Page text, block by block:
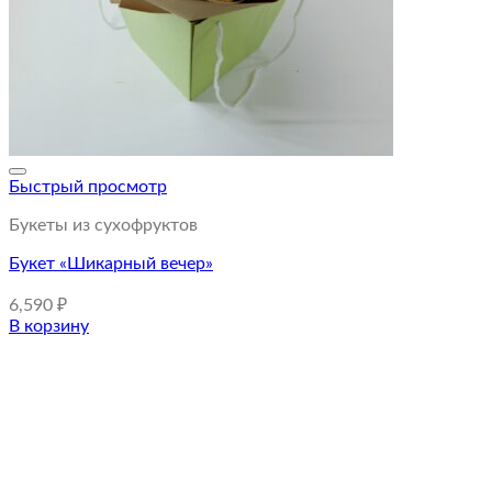
Быстрый просмотр
Букеты из сухофруктов
Букет «Шикарный вечер»
6,590 ₽
В корзину